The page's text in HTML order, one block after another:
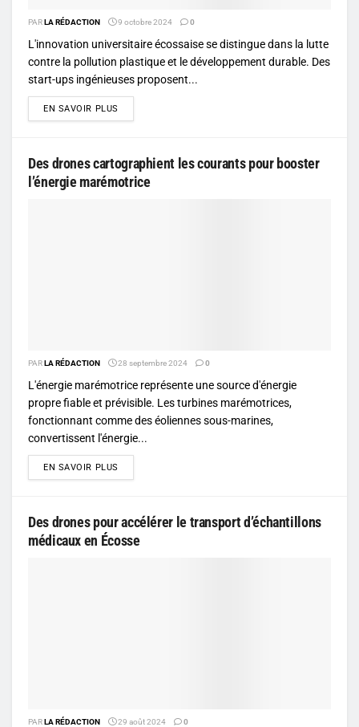
PARLA RÉDACTION 9 octobre 2024 0
L'innovation universitaire écossaise se distingue dans la lutte
contre la pollution plastique et le développement durable. Des
start-ups ingénieuses proposent...
EN SAVOIR PLUS
Des drones cartographient les courants pour booster
l’énergie marémotrice
PARLA RÉDACTION 28 septembre 2024 0
L'énergie marémotrice représente une source d'énergie
propre fiable et prévisible. Les turbines marémotrices,
fonctionnant comme des éoliennes sous-marines,
convertissent l'énergie...
EN SAVOIR PLUS
Des drones pour accélérer le transport d’échantillons
médicaux en Écosse
PARLA RÉDACTION 29 août 2024 0